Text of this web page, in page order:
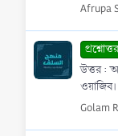
Afrupa
প্রশ্নোত্তর
উত্তর :
Golam